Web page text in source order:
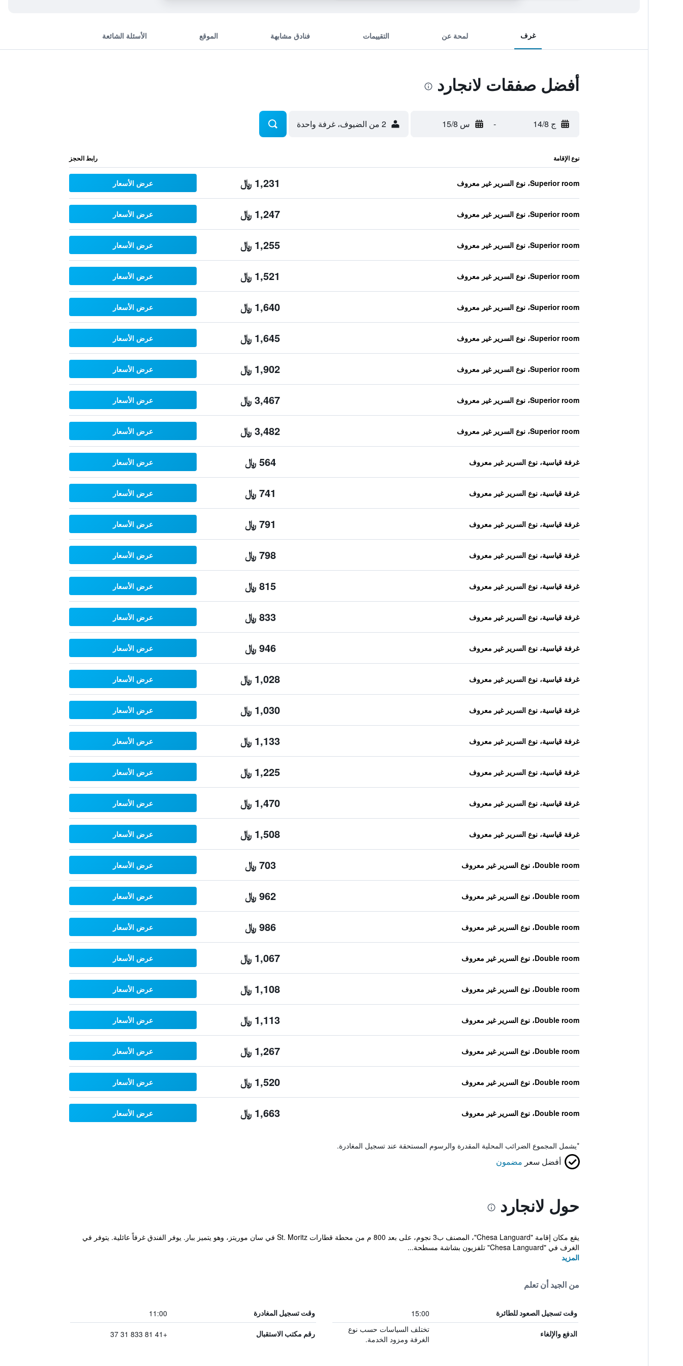
غرف لمحة عن التقييمات فنادق مشابهة الموقع الأسئلة الشائعة
أفضل صفقات لانجارد
ج 14/8 - س 15/8 2 من الضيوف، غرفة واحدة
نوع الإقامة رابط الحجز
Superior room، نوع السرير غير معروف 1,231 ﷼ عرض الأسعار
Superior room، نوع السرير غير معروف 1,247 ﷼ عرض الأسعار
Superior room، نوع السرير غير معروف 1,255 ﷼ عرض الأسعار
Superior room، نوع السرير غير معروف 1,521 ﷼ عرض الأسعار
Superior room، نوع السرير غير معروف 1,640 ﷼ عرض الأسعار
Superior room، نوع السرير غير معروف 1,645 ﷼ عرض الأسعار
Superior room، نوع السرير غير معروف 1,902 ﷼ عرض الأسعار
Superior room، نوع السرير غير معروف 3,467 ﷼ عرض الأسعار
Superior room، نوع السرير غير معروف 3,482 ﷼ عرض الأسعار
غرفة قياسية، نوع السرير غير معروف 564 ﷼ عرض الأسعار
غرفة قياسية، نوع السرير غير معروف 741 ﷼ عرض الأسعار
غرفة قياسية، نوع السرير غير معروف 791 ﷼ عرض الأسعار
غرفة قياسية، نوع السرير غير معروف 798 ﷼ عرض الأسعار
غرفة قياسية، نوع السرير غير معروف 815 ﷼ عرض الأسعار
غرفة قياسية، نوع السرير غير معروف 833 ﷼ عرض الأسعار
غرفة قياسية، نوع السرير غير معروف 946 ﷼ عرض الأسعار
غرفة قياسية، نوع السرير غير معروف 1,028 ﷼ عرض الأسعار
غرفة قياسية، نوع السرير غير معروف 1,030 ﷼ عرض الأسعار
غرفة قياسية، نوع السرير غير معروف 1,133 ﷼ عرض الأسعار
غرفة قياسية، نوع السرير غير معروف 1,225 ﷼ عرض الأسعار
غرفة قياسية، نوع السرير غير معروف 1,470 ﷼ عرض الأسعار
غرفة قياسية، نوع السرير غير معروف 1,508 ﷼ عرض الأسعار
Double room، نوع السرير غير معروف 703 ﷼ عرض الأسعار
Double room، نوع السرير غير معروف 962 ﷼ عرض الأسعار
Double room، نوع السرير غير معروف 986 ﷼ عرض الأسعار
Double room، نوع السرير غير معروف 1,067 ﷼ عرض الأسعار
Double room، نوع السرير غير معروف 1,108 ﷼ عرض الأسعار
Double room، نوع السرير غير معروف 1,113 ﷼ عرض الأسعار
Double room، نوع السرير غير معروف 1,267 ﷼ عرض الأسعار
Double room، نوع السرير غير معروف 1,520 ﷼ عرض الأسعار
Double room، نوع السرير غير معروف 1,663 ﷼ عرض الأسعار
*يشمل المجموع الضرائب المحلية المقدرة والرسوم المستحقة عند تسجيل المغادرة.
أفضل سعر مضمون
حول لانجارد
يقع مكان إقامة "Chesa Languard"، المصنف ب3 نجوم، على بعد 800 م من محطة قطارات St. Moritz في سان موريتز، وهو يتميز ببار. يوفر الفندق غرفاً عائلية. يتوفر في
الغرف في "Chesa Languard" تلفزيون بشاشة مسطحة...
المزيد
من الجيد أن تعلم
وقت تسجيل الصعود للطائرة 15:00 وقت تسجيل المغادرة 11:00
الدفع والإلغاء
تختلف السياسات حسب نوع
الغرفة ومزود الخدمة.
رقم مكتب الاستقبال +41 81 833 31 37